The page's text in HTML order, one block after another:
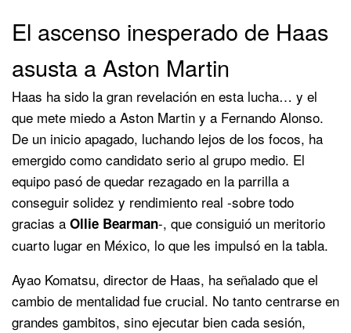
El ascenso inesperado de Haas
asusta a Aston Martin
Haas ha sido la gran revelación en esta lucha… y el
que mete miedo a Aston Martin y a Fernando Alonso.
De un inicio apagado, luchando lejos de los focos, ha
emergido como candidato serio al grupo medio. El
equipo pasó de quedar rezagado en la parrilla a
conseguir solidez y rendimiento real -sobre todo
gracias a Ollie Bearman-, que consiguió un meritorio
cuarto lugar en México, lo que les impulsó en la tabla.
Ayao Komatsu, director de Haas, ha señalado que el
cambio de mentalidad fue crucial. No tanto centrarse en
grandes gambitos, sino ejecutar bien cada sesión,